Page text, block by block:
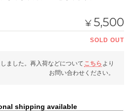
¥ 5,500
SOLD OUT
ました。再入荷などについて こちら より
お問い合わせください。
shipping available